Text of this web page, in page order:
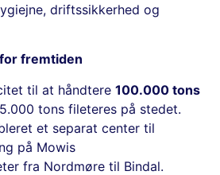
driftssikkerhed og
fremtiden
til at håndtere100.000 tons
tons fileteres på stedet.
et separat center til
på Mowis
fra Nordmøre til Bindal.